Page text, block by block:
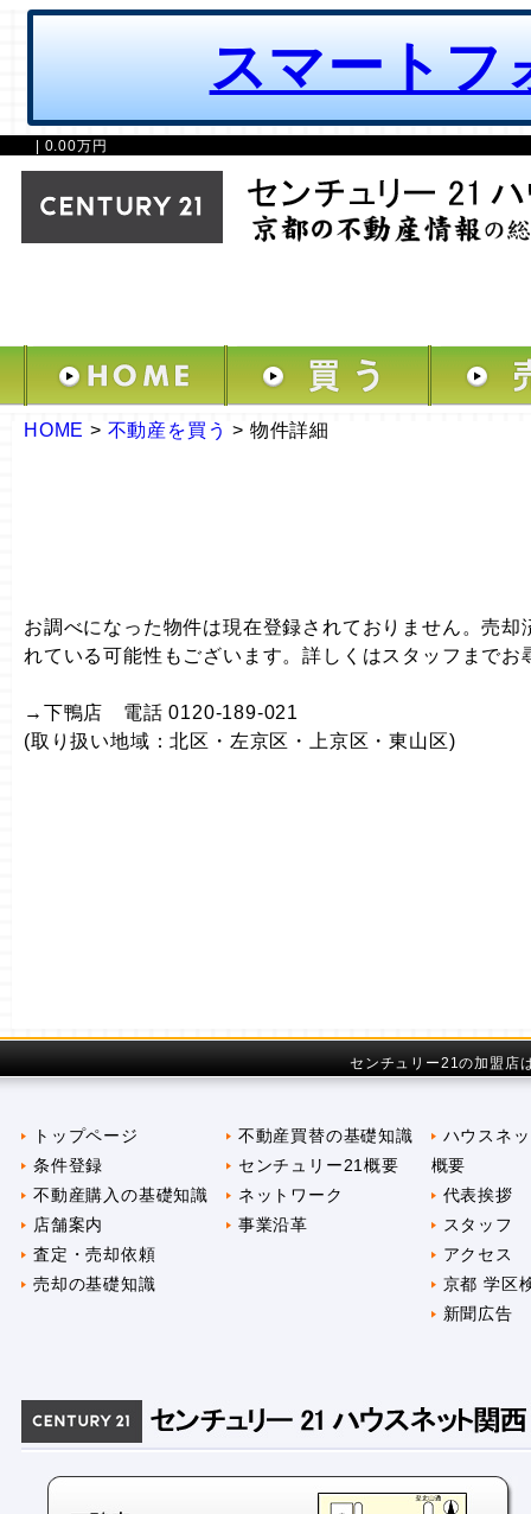
スマートフ
| 0.00万円
HOME > 不動産を買う > 物件詳細
お調べになった物件は現在登録されておりません。売
れている可能性もございます。詳しくはスタッフまでお
→下鴨店 電話 0120-189-021
(取り扱い地域：北区・左京区・上京区・東山区)
センチュリー21の加盟店
トップページ
条件登録
不動産購入の基礎知識
店舗案内
査定・売却依頼
売却の基礎知識
不動産買替の基礎知識
センチュリー21概要
ネットワーク
事業沿革
ハウスネ
概要
代表挨拶
スタッフ
アクセス
京都 学区
新聞広告